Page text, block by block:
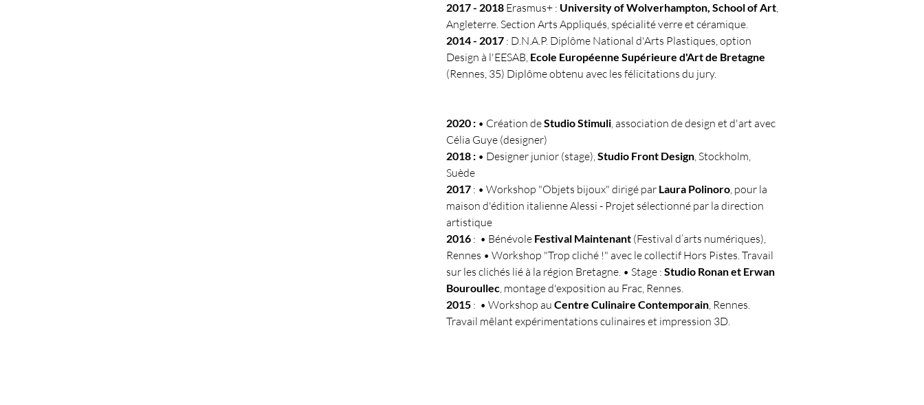
2017 - 2018 Erasmus+ : University of Wolverhampton, School of Art,
Angleterre. Section Arts Appliqués, spécialité verre et céramique.
2014 - 2017 : D.N.A.P. Diplôme National d'Arts Plastiques, option
Design à l'EESAB, Ecole Européenne Supérieure d'Art de Bretagne
(Rennes, 35) Diplôme obtenu avec les félicitations du jury.
2020 : • Création deStudio Stimuli, association de design et d'art avec
Célia Guye (designer)
2018 : • Designer junior (stage),Studio Front Design, Stockholm,
Suède
2017 : • Workshop "Objets bijoux" dirigé par Laura Polinoro, pour la
maison d'édition italienne Alessi - Projet sélectionné par la direction
artistique
2016 : • Bénévole Festival Maintenant (Festival d’arts numériques),
Rennes • Workshop "Trop cliché !" avec le collectif Hors Pistes. Travail
sur les clichés lié à la région Bretagne. • Stage : Studio Ronan et Erwan
Bouroullec, montage d'exposition au Frac, Rennes.
2015 : • Workshop au Centre Culinaire Contemporain, Rennes.
Travail mêlant expérimentations culinaires et impression 3D.